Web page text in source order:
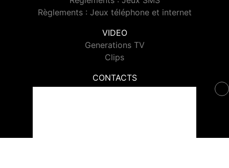
Règlements : Jeux téléphone et internet
VIDEO
Generations TV
Clips
CONTACTS
Contacter Generations